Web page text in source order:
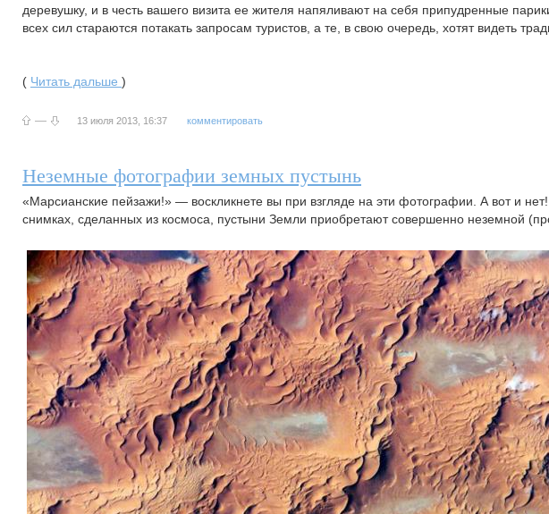
деревушку, и в честь вашего визита ее жителя напяливают на себя припудренные
всех сил стараются потакать запросам туристов, а те, в свою очередь, хотят видеть
( Читать дальше )
— 13 июля 2013, 16:37 комментировать
Неземные фотографии земных пустынь
«Марсианские пейзажи!» — воскликнете вы при взгляде на эти фотографии. А вот и
снимках, сделанных из космоса, пустыни Земли приобретают совершенно неземной